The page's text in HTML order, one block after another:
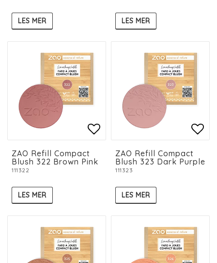
LES MER LES MER
Add to list of
Add to list of
ZAO Refill Compact
Blush 322 Brown Pink
111322
LES MER
ZAO Refill Compact
Blush 323 Dark Purple
111323
LES MER